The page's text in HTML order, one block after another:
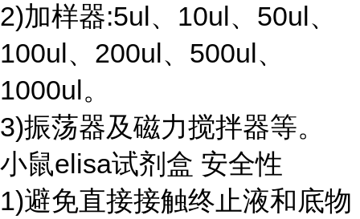
2)加样器:5ul、10ul、50ul、
100ul、200ul、500ul、
1000ul。
3)振荡器及磁力搅拌器等。
小鼠elisa试剂盒 安全性
1)避免直接接触终止液和底物